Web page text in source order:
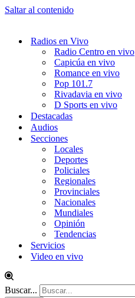
Saltar al contenido
Radios en Vivo
Radio Centro en vivo
Capicúa en vivo
Romance en vivo
Pop 101.7
Rivadavia en vivo
D Sports en vivo
Destacadas
Audios
Secciones
Locales
Deportes
Policiales
Regionales
Provinciales
Nacionales
Mundiales
Opinión
Tendencias
Servicios
Video en vivo
Buscar...